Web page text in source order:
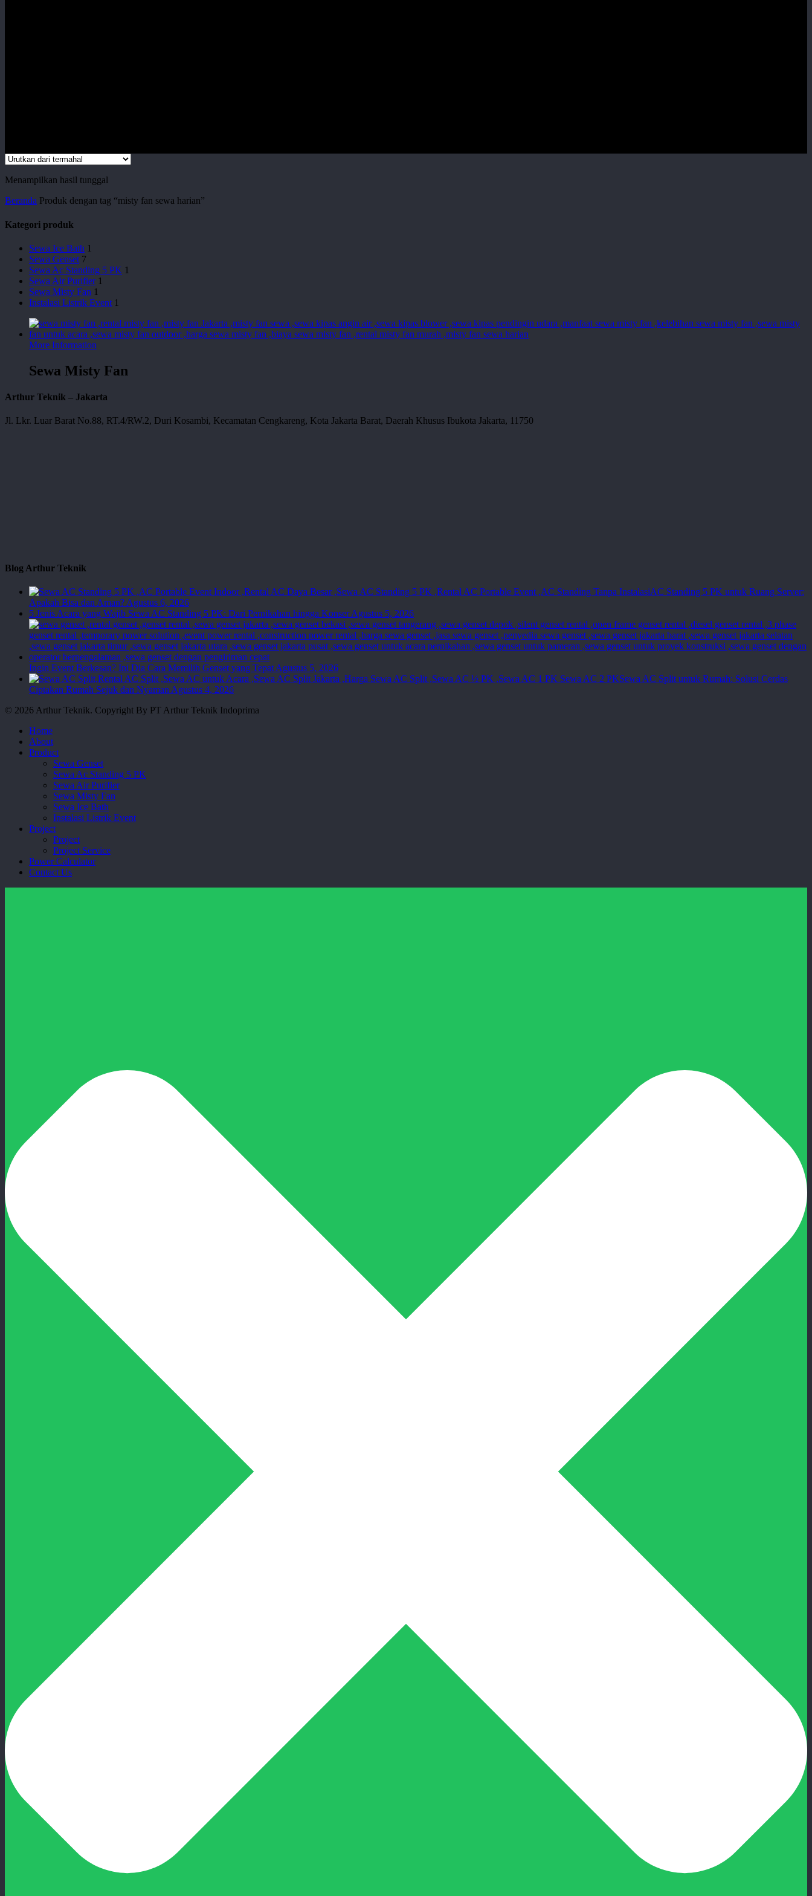
Menampilkan hasil tunggal
Beranda Produk dengan tag “misty fan sewa harian”
Kategori produk
Sewa Ice Bath 1
Sewa Genset 7
Sewa Ac Standing 5 PK 1
Sewa Air Purifier 1
Sewa Misty Fan 1
Instalasi Listrik Event 1
More Information
Sewa Misty Fan
Arthur Teknik – Jakarta
Jl. Lkr. Luar Barat No.88, RT.4/RW.2, Duri Kosambi, Kecamatan Cengkareng, Kota Jakarta Barat, Daerah Khusus Ibukota Jakarta, 11750
Blog Arthur Teknik
AC Standing 5 PK untuk Ruang Server:
Apakah Bisa dan Aman? Agustus 6, 2026
5 Jenis Acara yang Wajib Sewa AC Standing 5 PK: Dari Pernikahan hingga Konser Agustus 5, 2026
Ingin Event Berkesan? Ini Dia Cara Memilih Genset yang Tepat Agustus 5, 2026
Sewa AC Split untuk Rumah: Solusi Cerdas
Ciptakan Rumah Sejuk dan Nyaman Agustus 4, 2026
© 2026 Arthur Teknik. Copyright By PT Arthur Teknik Indoprima
Close
Menu
Home
About
Product
Sewa Genset
Sewa Ac Standing 5 PK
Sewa Air Purifier
Sewa Misty Fan
Sewa Ice Bath
Instalasi Listrik Event
Project
Project
Project Service
Power Calculator
Contact Us